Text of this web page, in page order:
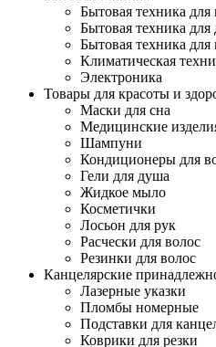
Бытовая техника для
Бытовая техника для
Бытовая техника для
Климатическая
Электроника
Товары для красоты и
Маски для сна
Медицинские
Шампуни
Кондиционеры для
Гели для душа
Жидкое мыло
Косметички
Лосьон для рук
Расчески для волос
Резинки для волос
Канцелярские
Лазерные указки
Пломбы номерные
Подставки для
Коврики для резки